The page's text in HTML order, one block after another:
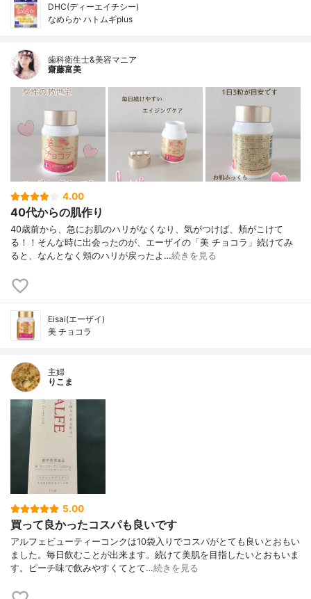
DHC(ディーエイチシー)
なめらか ハトムギplus
歯科衛生士&美容マニア
齋藤富美
4.00
40代からの肌作り
40歳前から、急にお肌のハリがなくなり、気がつけば、頬がこけて
る！！そんな時に出会ったのが、エーザイの「美 チョコラ」続けてみ
ると、なんとなく頬のハリが戻ったよ…続きを見る
Eisai(エーザイ)
美 チョコラ
主婦
りこま
5.00
買って良かったコスパも良いです
アルフェビューティーコンクは10袋入りでコスパがとても良いとおもい
ました。毎日飲むことが出来ます。続けて美肌を目指したいとおもいま
す。ピーチ味で飲みやすくてとて…続きを見る